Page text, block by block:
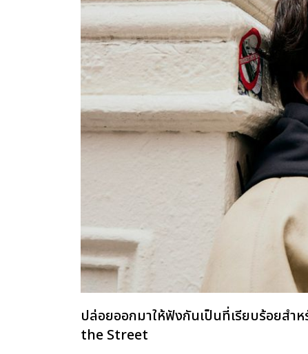
ปล่อยออกมาให้ฟังกันเป็นที่เรียบร้อยสำ
the Street